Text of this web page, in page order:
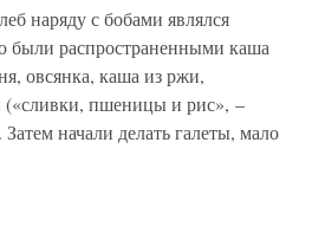
наряду с бобами являлся
были распространенными каша
овсянка, каша из ржи,
(«сливки, пшеницы и рис», –
начали делать галеты, мало